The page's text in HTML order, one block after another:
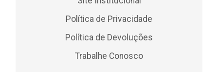
Política de Privacidade
Política de Devoluções
Trabalhe Conosco